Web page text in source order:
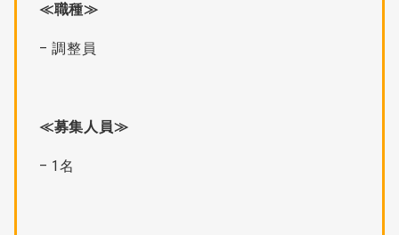
≪職種≫
– 調整員
≪募集人員≫
– 1名